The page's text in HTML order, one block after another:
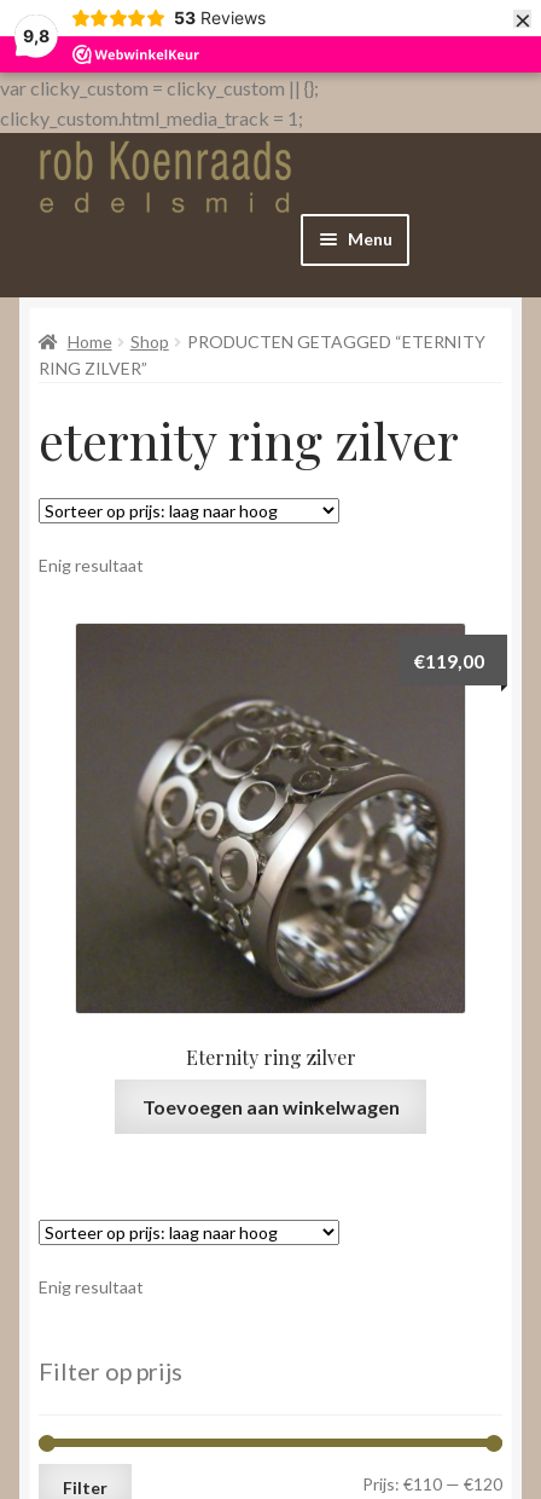
9,8
53 Reviews ×
var clicky_custom = clicky_custom || {};
clicky_custom.html_media_track = 1;
Menu
Home
WebShop
Over
Nieuws
Video’s
Home Shop
PRODUCTEN GETAGGED “ETERNITY
RING ZILVER”
eternity ring zilver
Enig resultaat
Eternity ring zilver
€119,00
Toevoegen aan winkelwagen
Enig resultaat
Filter op prijs
Min.
Max.
Filter Prijs: €110 — €120